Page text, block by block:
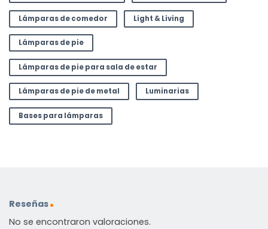
Lámparas de comedor Light & Living
Lámparas de pie
Lámparas de pie para sala de estar
Lámparas de pie de metal Luminarias
Bases para lámparas
Reseñas
No se encontraron valoraciones.